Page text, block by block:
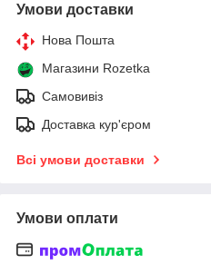
Умови доставки
Нова Пошта
Магазини Rozetka
Самовивіз
Доставка кур'єром
Всі умови доставки
Умови оплати